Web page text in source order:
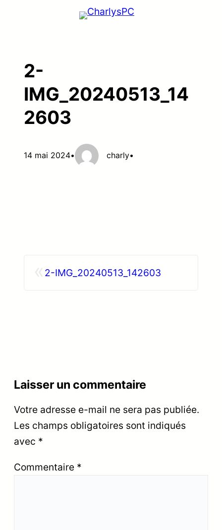
2-
IMG_20240513_14
2603
14 mai 2024• charly•
2-IMG_20240513_142603
Laisser un commentaire
Votre adresse e-mail ne sera pas publiée.
Les champs obligatoires sont indiqués
avec *
Commentaire *